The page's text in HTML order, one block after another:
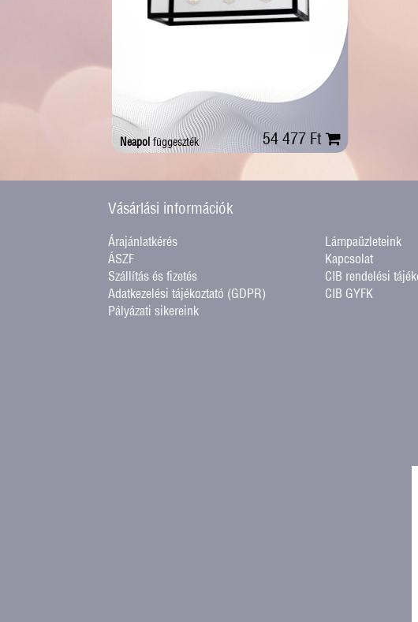
Neapolfüggeszték 54 477 Ft
Vásárlási információk
Árajánlatkérés
ÁSZF
Szállítás és fizetés
Adatkezelési tájékoztató (GDPR)
Pályázati sikereink
Lámpaüzleteink
Kapcsolat
CIB rendelési
CIB GYFK